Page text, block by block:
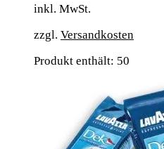
inkl. MwSt.
zzgl. Versandkosten
Produkt enthält: 50